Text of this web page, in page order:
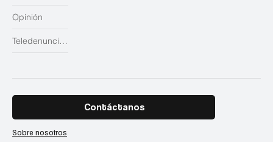
Opinión
Teledenuncias
Contáctanos
Sobre nosotros